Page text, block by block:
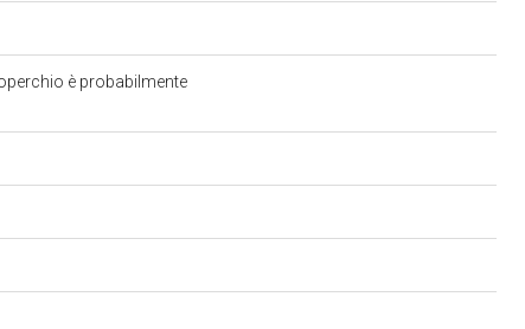
è probabilmente